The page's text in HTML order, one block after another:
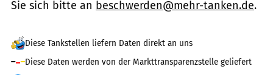
Sie sich bitte an beschwerden@mehr-tanken.de.
Diese Tankstellen liefern Daten direkt an uns
Diese Daten werden von der Markttransparenzstelle geliefert